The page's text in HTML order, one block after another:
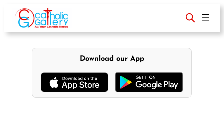
content
Download our App